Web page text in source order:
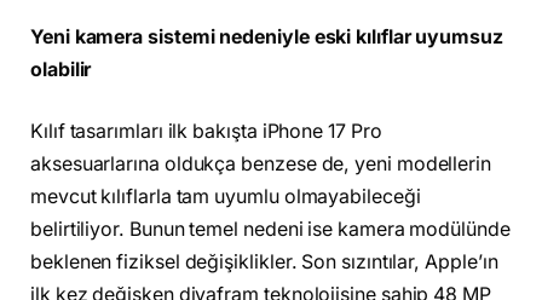
Yeni kamera sistemi nedeniyle eski kılıflar uyumsuz
olabilir
Kılıf tasarımları ilk bakışta iPhone 17 Pro
aksesuarlarına oldukça benzese de, yeni modellerin
mevcut kılıflarla tam uyumlu olmayabileceği
belirtiliyor. Bunun temel nedeni ise kamera modülünde
beklenen fiziksel değişiklikler. Son sızıntılar, Apple’ın
ilk kez değişken diyafram teknolojisine sahip 48 MP